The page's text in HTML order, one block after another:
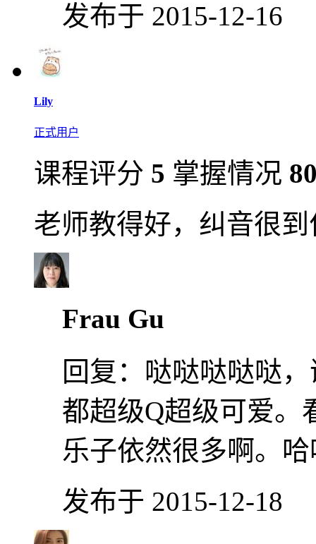
发布于 2015-12-16
Lily
正式用户
课程评分 5 掌握情况
老师教得好，纠音很
Frau Gu
回复： 哒哒哒哒哒
都超级Q超级可爱。
乐子依然很多啊。
发布于 2015-12-18